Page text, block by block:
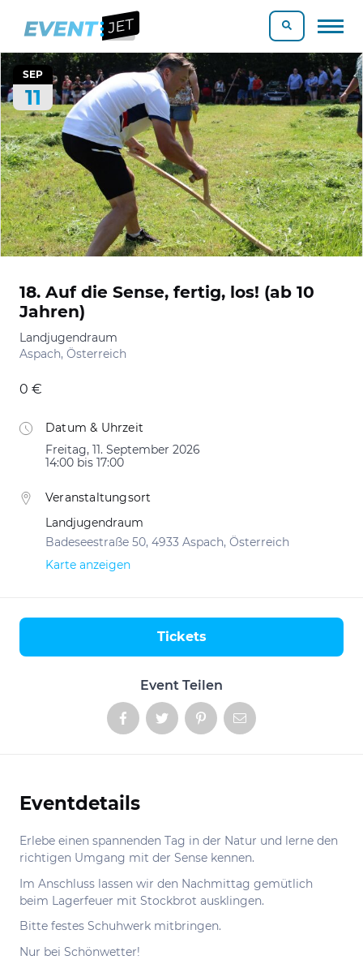
SEP
11
18. Auf die Sense, fertig, los! (ab 10
Jahren)
Landjugendraum
Aspach, Österreich
0 €
Datum & Uhrzeit
Freitag, 11. September 2026
14:00 bis 17:00
Veranstaltungsort
Landjugendraum
Badeseestraße 50, 4933 Aspach, Österreich
Karte anzeigen
Event Teilen
Tickets
Informationen
Eventdetails
Erlebe einen spannenden Tag in der Natur und lerne den
richtigen Umgang mit der Sense kennen.
Im Anschluss lassen wir den Nachmittag gemütlich
beim Lagerfeuer mit Stockbrot ausklingen.
Bitte festes Schuhwerk mitbringen.
Nur bei Schönwetter!